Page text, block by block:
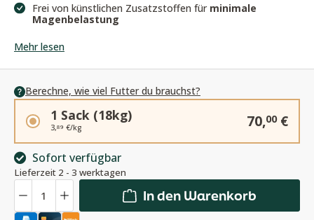
Frei von künstlichen Zusatzstoffen für minimale
Magenbelastung
Mehr lesen
Berechne, wie viel Futter du brauchst?
Sofort verfügbar
Lieferzeit 2 - 3 werktagen
1 Sack (18kg)
3,89 €/kg 70,00€
In den Warenkorb